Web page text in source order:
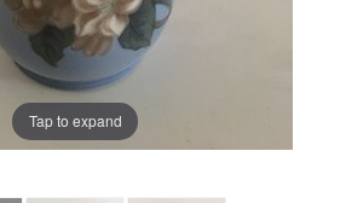
Tap to expand